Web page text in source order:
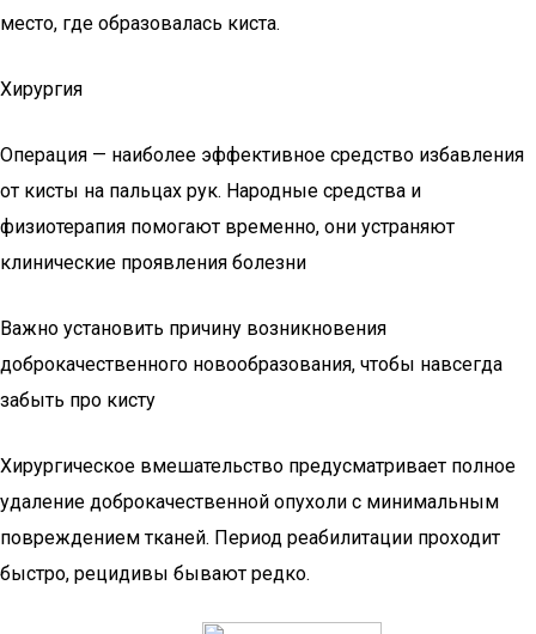
место, где образовалась киста.
Хирургия
Операция — наиболее эффективное средство избавления
от кисты на пальцах рук. Народные средства и
физиотерапия помогают временно, они устраняют
клинические проявления болезни
Важно установить причину возникновения
доброкачественного новообразования, чтобы навсегда
забыть про кисту
Хирургическое вмешательство предусматривает полное
удаление доброкачественной опухоли с минимальным
повреждением тканей. Период реабилитации проходит
быстро, рецидивы бывают редко.